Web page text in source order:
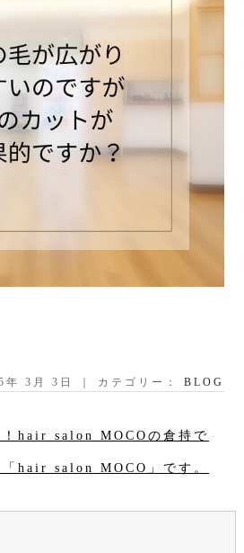
年 3月 3日 ｜ カテゴリー：BLOG
！hair salon MOCOの倉持で
hair salon MOCO」です。